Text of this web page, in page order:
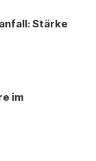
Stärke
im